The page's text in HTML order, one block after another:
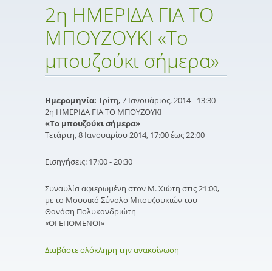
2η ΗΜΕΡΙΔΑ ΓΙΑ ΤΟ
ΜΠΟΥΖΟΥΚΙ «Το
μπουζούκι σήμερα»
Ημερομηνία: Τρίτη, 7 Ιανουάριος, 2014 - 13:30
2η ΗΜΕΡΙΔΑ ΓΙΑ ΤΟ ΜΠΟΥΖΟΥΚΙ
«Το μπουζούκι σήμερα»
Tετάρτη, 8 Ιανουαρίου 2014, 17:00 έως 22:00
Εισηγήσεις: 17:00 - 20:30
Συναυλία αφιερωμένη στον Μ. Χιώτη στις 21:00,
με το Μουσικό Σύνολο Μπουζουκιών του
Θανάση Πολυκανδριώτη
«ΟΙ ΕΠΟΜΕΝΟΙ»
Διαβάστε ολόκληρη την ανακοίνωση